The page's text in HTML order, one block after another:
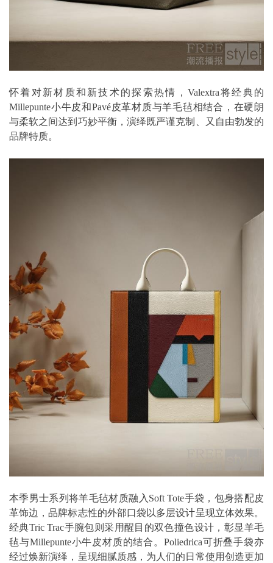
怀着对新材质和新技术的探索热情，Valextra将经典的
Millepunte小牛皮和Pavé皮革材质与羊毛毡相结合，在硬朗
与柔软之间达到巧妙平衡，演绎既严谨克制、又自由勃发的
品牌特质。
本季男士系列将羊毛毡材质融入Soft Tote手袋，包身搭配皮
革饰边，品牌标志性的外部口袋以多层设计呈现立体效果。
经典Tric Trac手腕包则采用醒目的双色撞色设计，彰显羊毛
毡与Millepunte小牛皮材质的结合。Poliedrica可折叠手袋亦
经过焕新演绎，呈现细腻质感，为人们的日常使用创造更加